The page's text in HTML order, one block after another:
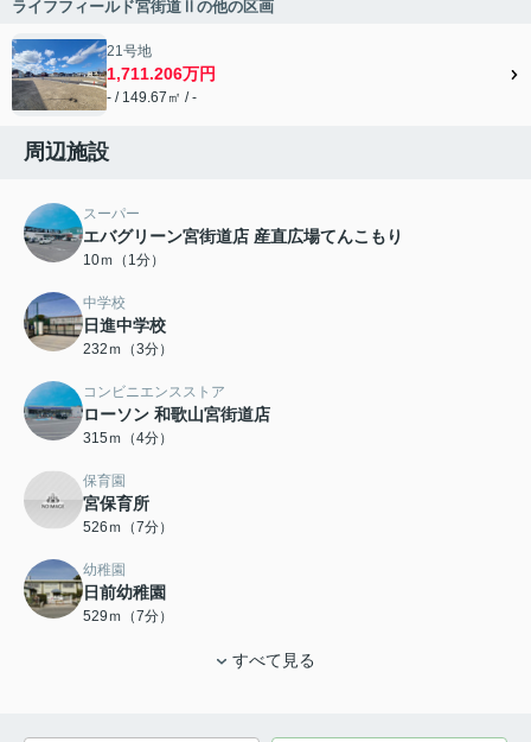
ライフフィールド宮街道Ⅱの他の区画
21号地
1,711.206万円
- / 149.67㎡ / -
周辺施設
スーパー
エバグリーン宮街道店 産直広場てんこもり
10ｍ（1分）
中学校
日進中学校
232ｍ（3分）
コンビニエンスストア
ローソン 和歌山宮街道店
315ｍ（4分）
保育園
宮保育所
526ｍ（7分）
幼稚園
日前幼稚園
529ｍ（7分）
すべて見る